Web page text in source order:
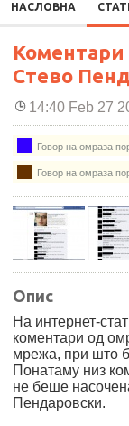
НАСЛОВНА
Коментари
Стево
14:40 Feb 27
Говор на омраза
Говор на омраза
Опис
На интернет-
коментари од
мрежа, при што
Понатаму низ
не беше
Пендаровски.